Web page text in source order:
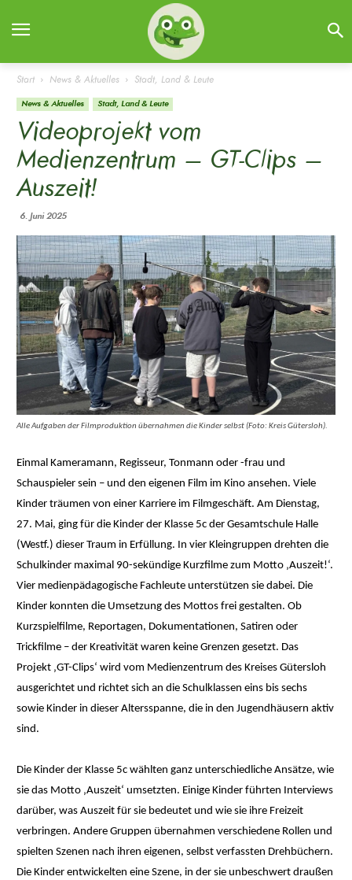
Start News & Aktuelles Stadt, Land & Leute
News & Aktuelles Stadt, Land & Leute
Videoprojekt vom
Medienzentrum – GT-Clips –
Auszeit!
6. Juni 2025
Alle Aufgaben der Filmproduktion übernahmen die Kinder selbst (Foto: Kreis Gütersloh).
Einmal Kameramann, Regisseur, Tonmann oder -frau und
Schauspieler sein – und den eigenen Film im Kino ansehen. Viele
Kinder träumen von einer Karriere im Filmgeschäft. Am Dienstag,
27. Mai, ging für die Kinder der Klasse 5c der Gesamtschule Halle
(Westf.) dieser Traum in Erfüllung. In vier Kleingruppen drehten die
Schulkinder maximal 90-sekündige Kurzfilme zum Motto ‚Auszeit!‘.
Vier medienpädagogische Fachleute unterstützen sie dabei. Die
Kinder konnten die Umsetzung des Mottos frei gestalten. Ob
Kurzspielfilme, Reportagen, Dokumentationen, Satiren oder
Trickfilme – der Kreativität waren keine Grenzen gesetzt. Das
Projekt ‚GT-Clips‘ wird vom Medienzentrum des Kreises Gütersloh
ausgerichtet und richtet sich an die Schulklassen eins bis sechs
sowie Kinder in dieser Altersspanne, die in den Jugendhäusern aktiv
sind.
Die Kinder der Klasse 5c wählten ganz unterschiedliche Ansätze, wie
sie das Motto ‚Auszeit‘ umsetzten. Einige Kinder führten Interviews
darüber, was Auszeit für sie bedeutet und wie sie ihre Freizeit
verbringen. Andere Gruppen übernahmen verschiedene Rollen und
spielten Szenen nach ihren eigenen, selbst verfassten Drehbüchern.
Die Kinder entwickelten eine Szene, in der sie unbeschwert draußen